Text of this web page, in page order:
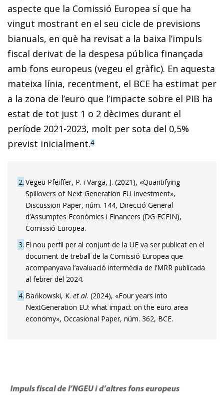
aspecte que la Comissió Europea sí que ha
vingut mostrant en el seu cicle de previsions
bianuals, en què ha revisat a la baixa l’impuls
fiscal derivat de la despesa pública finançada
amb fons europeus (vegeu el gràfic). En aquesta
mateixa línia, recentment, el BCE ha estimat per
a la zona de l’euro que l’impacte sobre el PIB ha
estat de tot just 1 o 2 dècimes durant el
període 2021-2023, molt per sota del 0,5%
previst inicialment.4
2 Vegeu Pfeiffer, P. i Varga, J. (2021), «Quantifying
Spillovers of Next Generation EU Investment»,
Discussion Paper, núm. 144, Direcció General
d’Assumptes Econòmics i Financers (DG ECFIN),
Comissió Europea.
3 El nou perfil per al conjunt de la UE va ser publicat en el
document de treball de la Comissió Europea que
acompanyava l’avaluació intermèdia de l’MRR publicada
al febrer del 2024.
4 Bańkowski, K. et al. (2024), «Four years into
NextGeneration EU: what impact on the euro area
economy», Occasional Paper, núm. 362, BCE.